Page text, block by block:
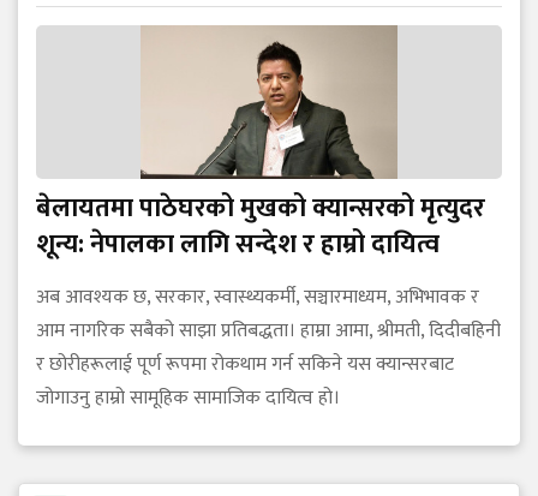
बेलायतमा पाठेघरको मुखको क्यान्सरको मृत्युदर
शून्य: नेपालका लागि सन्देश र हाम्रो दायित्व
अब आवश्यक छ, सरकार, स्वास्थ्यकर्मी, सञ्चारमाध्यम, अभिभावक र
आम नागरिक सबैको साझा प्रतिबद्धता। हाम्रा आमा, श्रीमती, दिदीबहिनी
र छोरीहरूलाई पूर्ण रूपमा रोकथाम गर्न सकिने यस क्यान्सरबाट
जोगाउनु हाम्रो सामूहिक सामाजिक दायित्व हो।